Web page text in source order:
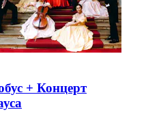
+ Концерт